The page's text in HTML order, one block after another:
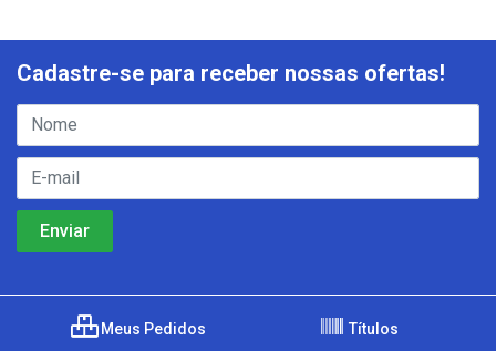
Cadastre-se para receber nossas ofertas!
Meus Pedidos Títulos